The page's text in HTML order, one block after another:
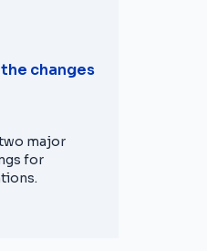
changes
major
for